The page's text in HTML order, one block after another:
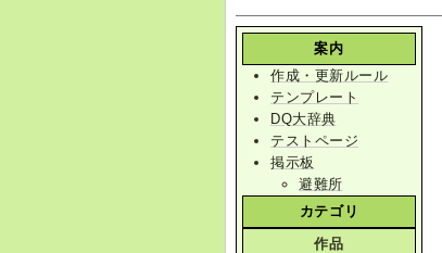
案内
作成・更新ルール
テンプレート
DQ大辞典
テストページ
掲示板
避難所
カテゴリ
作品